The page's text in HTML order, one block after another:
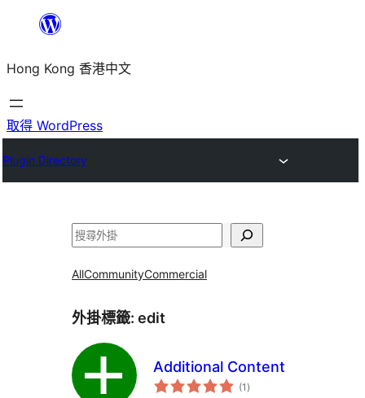
主
要
內
Hong Kong 香港中文
取得 WordPress
Plugin Directory
搜
AllCommunityCommercial
外掛標籤: edit
Additional Content
(1 總
評)